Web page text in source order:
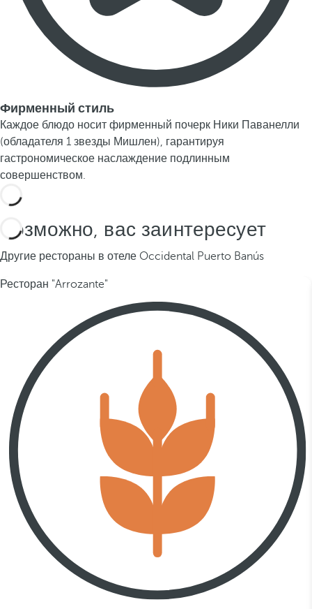
Фирменный стиль
Каждое блюдо носит фирменный почерк Ники Паванелли
(обладателя 1 звезды Мишлен), гарантируя
гастрономическое наслаждение подлинным
совершенством.
Возможно, вас заинтересует
Другие рестораны в отеле Occidental Puerto Banús
Ресторан "Arrozante"